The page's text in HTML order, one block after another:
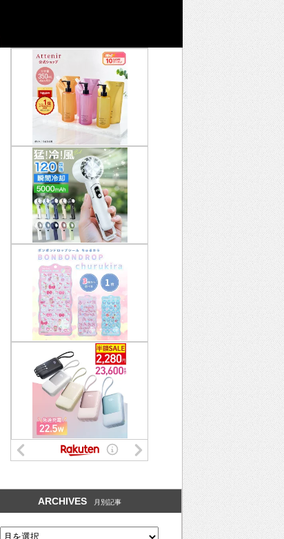
ARCHIVES 月別記事